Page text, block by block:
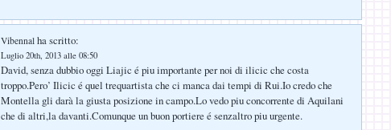
Vibennal ha scritto:
Luglio 20th, 2013 alle 08:50
David, senza dubbio oggi Liajic é piu importante per noi di ilicic che costa
troppo.Pero’ Ilicic é quel trequartista che ci manca dai tempi di Rui.Io credo che
Montella gli darà la giusta posizione in campo.Lo vedo piu concorrente di Aquilani
che di altri,la davanti.Comunque un buon portiere é senzaltro piu urgente.